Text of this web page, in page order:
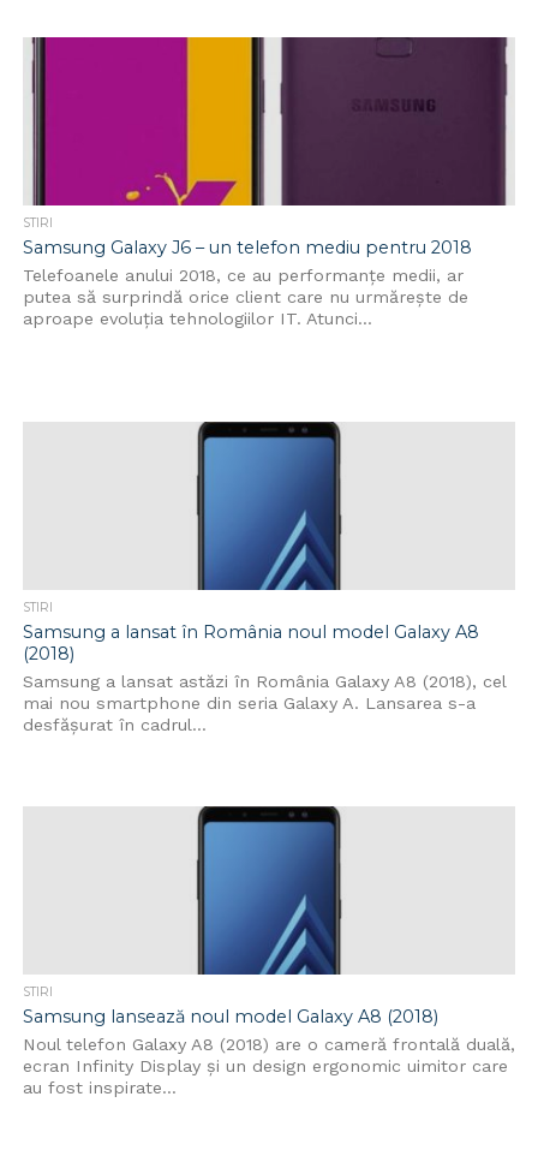
STIRI
Samsung Galaxy J6 – un telefon mediu pentru 2018
Telefoanele anului 2018, ce au performanțe medii, ar
putea să surprindă orice client care nu urmărește de
aproape evoluția tehnologiilor IT. Atunci...
STIRI
Samsung a lansat în România noul model Galaxy A8
(2018)
Samsung a lansat astăzi în România Galaxy A8 (2018), cel
mai nou smartphone din seria Galaxy A. Lansarea s-a
desfășurat în cadrul...
STIRI
Samsung lansează noul model Galaxy A8 (2018)
Noul telefon Galaxy A8 (2018) are o cameră frontală duală,
ecran Infinity Display și un design ergonomic uimitor care
au fost inspirate...